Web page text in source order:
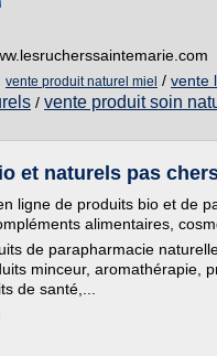
vente produit naturel miel / vente
/ vente produit soin
et naturels pas
ligne de produits bio et de
alimentaires,
de parapharmacie
minceur, aromathérapie,
de santé,...